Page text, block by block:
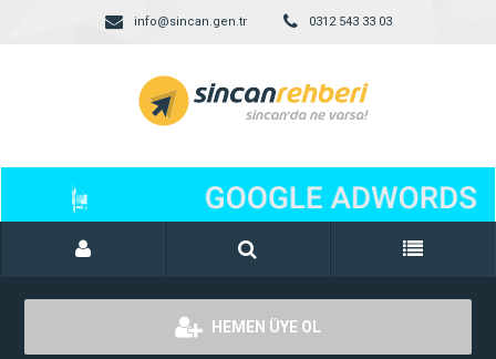
info@sincan.gen.tr 0312 543 33 03
HEMEN ÜYE OL